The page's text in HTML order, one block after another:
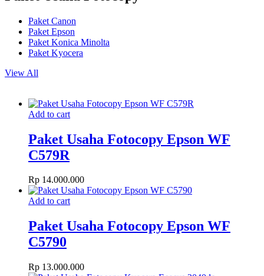
Paket Canon
Paket Epson
Paket Konica Minolta
Paket Kyocera
View All
Add to cart
Paket Usaha Fotocopy Epson WF
C579R
Rp 14.000.000
Add to cart
Paket Usaha Fotocopy Epson WF
C5790
Rp 13.000.000